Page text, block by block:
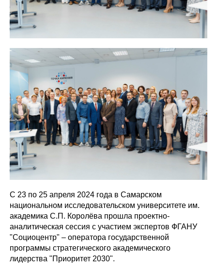
С 23 по 25 апреля 2024 года в Самарском
национальном исследовательском университете им.
академика С.П. Королёва прошла проектно-
аналитическая сессия с участием экспертов ФГАНУ
"Социоцентр" – оператора государственной
программы стратегического академического
лидерства "Приоритет 2030".